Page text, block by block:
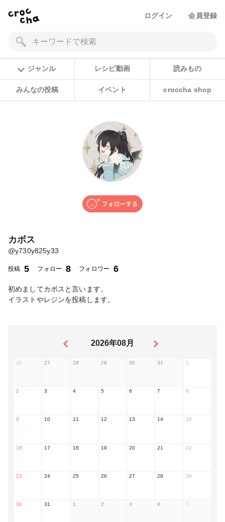
ログイン 会員登録
ジャンル レシピ動画 読みもの
みんなの投稿 イベント croccha shop
カボス
@y730y825y33
投稿 5 フォロー 8 フォロワー 6
初めましてカボスと言います。
イラストやレジンを投稿します。
2026年08月
26 27 28 29 30 31 1
2 3 4 5 6 7 8
9 10 11 12 13 14 15
16 17 18 19 20 21 22
23 24 25 26 27 28 29
30 31 1 2 3 4 5